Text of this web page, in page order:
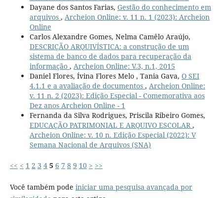
Dayane dos Santos Farias, Gestão do conhecimento em
arquivos , Archeion Online: v. 11 n. 1 (2023): Archeion
Online
Carlos Alexandre Gomes, Nelma Camêlo Araújo,
DESCRIÇÃO ARQUIVÍSTICA: a construção de um
sistema de banco de dados para recuperação da
informação , Archeion Online: V.3, n.1, 2015
Daniel Flores, Ívina Flores Melo , Tania Gava, O SEI
4.1.1 e a avaliação de documentos , Archeion Online:
v. 11 n. 2 (2023): Edição Especial - Comemorativa aos
Dez anos Archeion Online - 1
Fernanda da Silva Rodrigues, Priscila Ribeiro Gomes,
EDUCAÇÃO PATRIMONIAL E ARQUIVO ESCOLAR,
Archeion Online: v. 10 n. Edição Especial (2022): V
Semana Nacional de Arquivos (SNA)
<< < 1 2 3 4 5 6 7 8 9 10 > >>
Você também pode iniciar uma pesquisa avançada por